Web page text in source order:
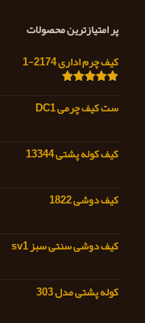
پر امتیازترین محصولات
کیف چرم اداری 2174-1
ست کیف چرمی DC1
کیف کوله پشتی 13344
کیف دوشی 1822
کیف دوشی سنتی سبز sv1
کوله پشتی مدل 303